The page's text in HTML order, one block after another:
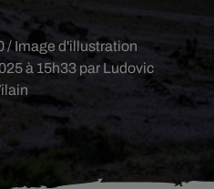
à 15h33 par Ludovic
/ Image d'illustration